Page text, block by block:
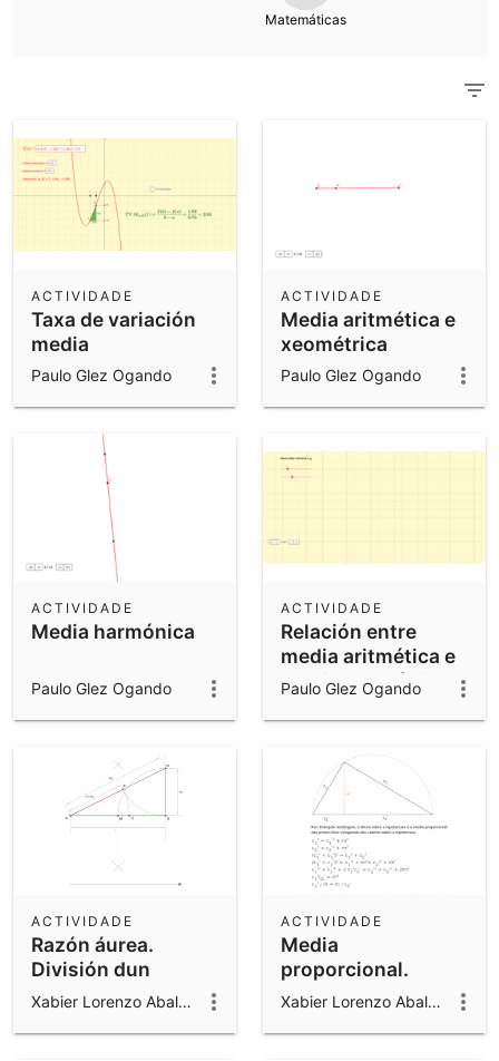
Descargar aplicacións
Comeza coas aplicacións de GeoGebra
Matemáticas
Taxa de variación
media
ACTIVIDADE
Paulo Glez Ogando
Media aritmética e
xeométrica
ACTIVIDADE
Paulo Glez Ogando
Media harmónica
ACTIVIDADE
Paulo Glez Ogando
Relación entre
media aritmética e
media xeométrica
ACTIVIDADE
Paulo Glez Ogando
Razón áurea.
División dun
segmento en
razón
ACTIVIDADE
Xabier Lorenzo Abalde
Media
proporcional.
Teorema da altura
ACTIVIDADE
Xabier Lorenzo Abalde